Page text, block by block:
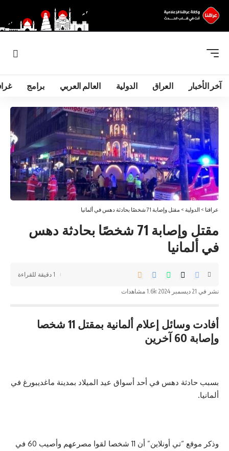
آخر الأخبار العراق الدولية العالم العربي برامج
عراقنا > الدولية > مقتل وإصابة 71 شخصًا بحادثة دهس في ألمانيا
مقتل وإصابة 71 شخصًا بحادثة دهس
في ألمانيا
نشر في 21 ديسمبر 2024 1.6k مشاهدات
1 دقيقة للقراءة
أفادت وسائل إعلام ألمانية بمقتل 11 شخصا
وإصابة 60 آخرين
بسبب حادثة دهس في أحد أسواق عيد الميلاد بمدينة ماغديبورغ في
ألمانيا.
وذكر موقع “تي أونلاين” أن 11 شخصا لقوا مصرعهم وأصيب 60 في